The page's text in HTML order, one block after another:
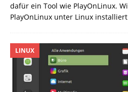
dafür ein Tool wie PlayOnLinux.
PlayOnLinux unter Linux installiert
LINUX